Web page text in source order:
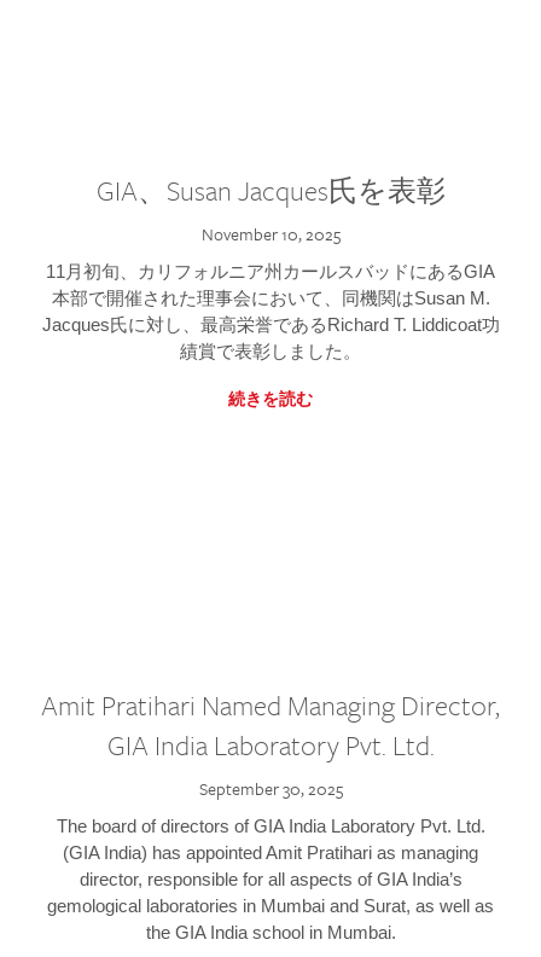
GIA、Susan Jacques氏を表彰
November 10, 2025
11月初旬、カリフォルニア州カールスバッドにあるGIA
本部で開催された理事会において、同機関はSusan M.
Jacques氏に対し、最高栄誉であるRichard T. Liddicoat功
績賞で表彰しました。
続きを読む
Amit Pratihari Named Managing Director,
GIA India Laboratory Pvt. Ltd.
September 30, 2025
The board of directors of GIA India Laboratory Pvt. Ltd.
(GIA India) has appointed Amit Pratihari as managing
director, responsible for all aspects of GIA India’s
gemological laboratories in Mumbai and Surat, as well as
the GIA India school in Mumbai.